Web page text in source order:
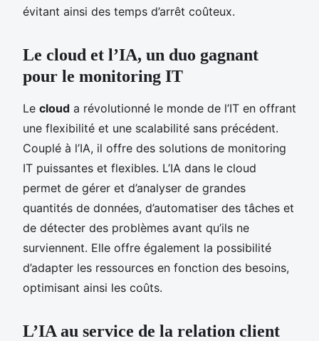
évitant ainsi des temps d’arrêt coûteux.
Le cloud et l’IA, un duo gagnant
pour le monitoring IT
Le cloud a révolutionné le monde de l’IT en offrant
une flexibilité et une scalabilité sans précédent.
Couplé à l’IA, il offre des solutions de monitoring
IT puissantes et flexibles. L’IA dans le cloud
permet de gérer et d’analyser de grandes
quantités de données, d’automatiser des tâches et
de détecter des problèmes avant qu’ils ne
surviennent. Elle offre également la possibilité
d’adapter les ressources en fonction des besoins,
optimisant ainsi les coûts.
L’IA au service de la relation client